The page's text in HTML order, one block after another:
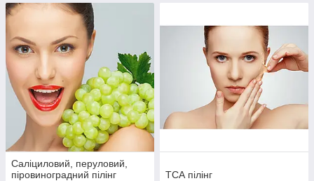
Саліциловий, перуловий,
піровиноградний пілінг
ТСА пілінг